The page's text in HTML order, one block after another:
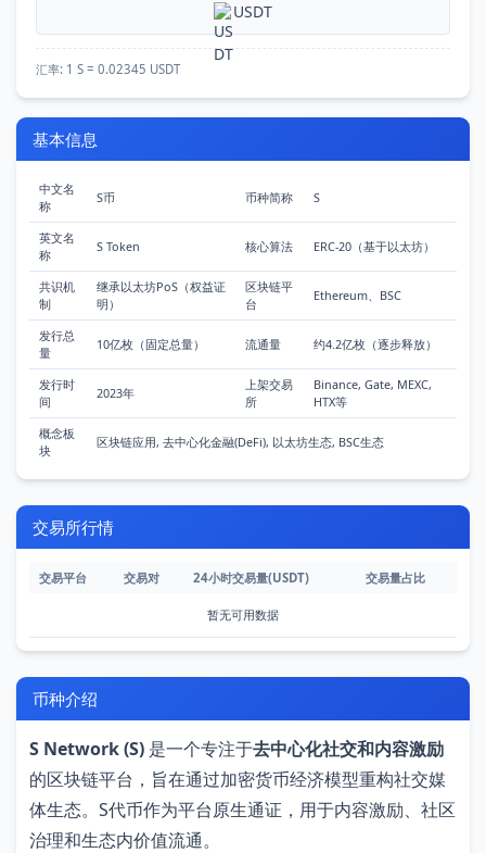
首
页
行
情
快
讯
专
百
USDT
汇率: 1 S = 0.02345 USDT
基本信息
中文名
称
S币 币种简称 S
英文名
称
S Token 核心算法 ERC-20（基于以太坊）
共识机
制
继承以太坊PoS（权益证
明）
区块链平
台
Ethereum、BSC
发行总
量
10亿枚（固定总量） 流通量 约4.2亿枚（逐步释放）
发行时
间
2023年
上架交易
所
Binance, Gate, MEXC,
HTX等
概念板
块
区块链应用, 去中心化金融(DeFi), 以太坊生态, BSC生态
交易所行情
交易平台 交易对 24小时交易量(USDT) 交易量占比
暂无可用数据
币种介绍
S Network (S) 是一个专注于去中心化社交和内容激励
的区块链平台，旨在通过加密货币经济模型重构社交媒
体生态。S代币作为平台原生通证，用于内容激励、社区
治理和生态内价值流通。